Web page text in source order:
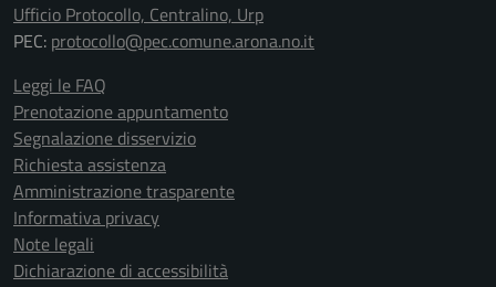
Ufficio Protocollo, Centralino, Urp
PEC: protocollo@pec.comune.arona.no.it
Leggi le FAQ
Prenotazione appuntamento
Segnalazione disservizio
Richiesta assistenza
Amministrazione trasparente
Informativa privacy
Note legali
Dichiarazione di accessibilità